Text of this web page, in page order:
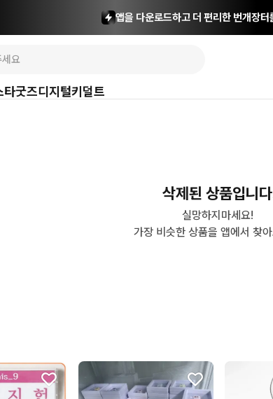
앱을 다운로드하고 더 편리한 번개장터
타굿즈디지털키덜트
삭제된 상품입니
실망하지마세요!
가장 비슷한 상품을 앱에서 찾